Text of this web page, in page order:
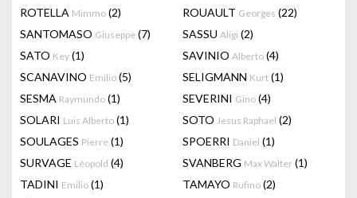
ROTELLA Mimmo (2) ROUAULT Georges (22)
SANTOMASO Giuseppe (7) SASSU Aligi (2)
SATO Key (1) SAVINIO Alberto (4)
SCANAVINO Emilio (5) SELIGMANN Kurt (1)
SESMA Raymundo (1) SEVERINI Gino (4)
SOLARI Luis Alberto (1) SOTO Jesus Raphael (2)
SOULAGES Pierre (1) SPOERRI Daniel (1)
SURVAGE Léopold (4) SVANBERG Max Walter (1)
TADINI Emilio (1) TAMAYO Rufino (2)